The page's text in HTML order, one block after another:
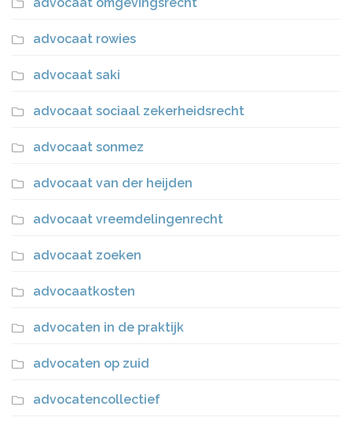
advocaat rowies
advocaat saki
advocaat sociaal zekerheidsrecht
advocaat sonmez
advocaat van der heijden
advocaat vreemdelingenrecht
advocaat zoeken
advocaatkosten
advocaten in de praktijk
advocaten op zuid
advocatencollectief